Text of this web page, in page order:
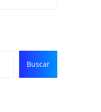
Buscar